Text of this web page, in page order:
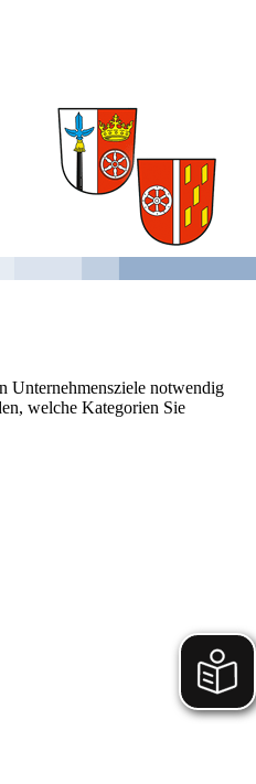
Unternehmensziele notwendig
welche Kategorien Sie